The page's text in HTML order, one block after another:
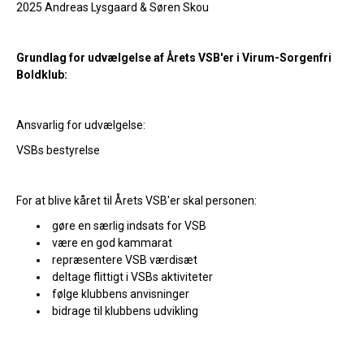
2025 Andreas Lysgaard & Søren Skou
Grundlag for udvælgelse af Årets VSB'er i Virum-Sorgenfri
Boldklub:
Ansvarlig for udvælgelse:
VSBs bestyrelse
For at blive kåret til Årets VSB'er skal personen:
gøre en særlig indsats for VSB
være en god kammarat
repræsentere VSB værdisæt
deltage flittigt i VSBs aktiviteter
følge klubbens anvisninger
bidrage til klubbens udvikling